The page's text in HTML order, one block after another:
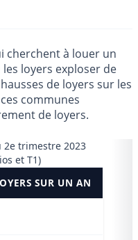
cherchent à louer un
loyers exploser de
de loyers sur les
communes
de loyers.
2e trimestre 2023
et T1)
SUR UN AN